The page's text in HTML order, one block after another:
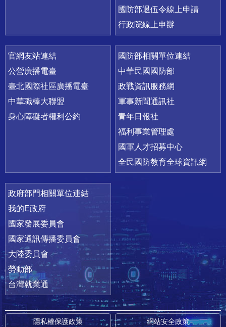
國防部退伍令線上申請
行政院線上申辦
官網友站連結
公營廣播電臺
臺北國際社區廣播電臺
中華職棒大聯盟
身心障礙者權利公約
國防部相關單位連結
中華民國國防部
政戰資訊服務網
軍事新聞通訊社
青年日報社
福利事業管理處
國軍人才招募中心
全民國防教育全球資訊網
政府部門相關單位連結
我的E政府
國家發展委員會
國家通訊傳播委員會
大陸委員會
勞動部
台灣就業通
隱私權保護政策 網站安全政策